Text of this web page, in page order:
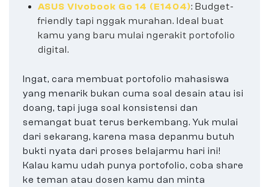
ASUS Vivobook Go 14 (E1404): Budget-
friendly tapi nggak murahan. Ideal buat
kamu yang baru mulai ngerakit portofolio
digital.
Ingat, cara membuat portofolio mahasiswa
yang menarik bukan cuma soal desain atau isi
doang, tapi juga soal konsistensi dan
semangat buat terus berkembang. Yuk mulai
dari sekarang, karena masa depanmu butuh
bukti nyata dari proses belajarmu hari ini!
Kalau kamu udah punya portofolio, coba share
ke teman atau dosen kamu dan minta